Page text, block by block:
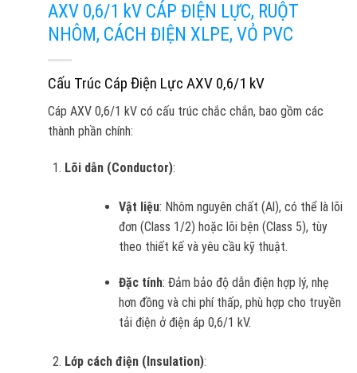
AXV 0,6/1 kV CÁP ĐIỆN LỰC, RUỘT
NHÔM, CÁCH ĐIỆN XLPE, VỎ PVC
Cấu Trúc Cáp Điện Lực AXV 0,6/1 kV
Cáp AXV 0,6/1 kV có cấu trúc chắc chắn, bao gồm các
thành phần chính:
Lõi dẫn (Conductor):
Vật liệu: Nhôm nguyên chất (Al), có thể là lõi
đơn (Class 1/2) hoặc lõi bện (Class 5), tùy
theo thiết kế và yêu cầu kỹ thuật.
Đặc tính: Đảm bảo độ dẫn điện hợp lý, nhẹ
hơn đồng và chi phí thấp, phù hợp cho truyền
tải điện ở điện áp 0,6/1 kV.
Lớp cách điện (Insulation):